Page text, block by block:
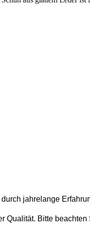
jahrelange
Qualität. Bitte